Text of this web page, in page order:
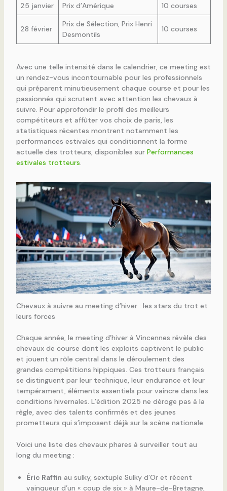
25 janvier Prix d’Amérique 10 courses
28 février
Prix de Sélection, Prix Henri
Desmontils
10 courses
Avec une telle intensité dans le calendrier, ce meeting est
un rendez-vous incontournable pour les professionnels
qui préparent minutieusement chaque course et pour les
passionnés qui scrutent avec attention les chevaux à
suivre. Pour approfondir le profil des meilleurs
compétiteurs et affûter vos choix de paris, les
statistiques récentes montrent notamment les
performances estivales qui conditionnent la forme
actuelle des trotteurs, disponibles sur Performances
estivales trotteurs.
Chevaux à suivre au meeting d’hiver : les stars du trot et
leurs forces
Chaque année, le meeting d’hiver à Vincennes révèle des
chevaux de course dont les exploits captivent le public
et jouent un rôle central dans le déroulement des
grandes compétitions hippiques. Ces trotteurs français
se distinguent par leur technique, leur endurance et leur
tempérament, éléments essentiels pour vaincre dans les
conditions hivernales. L’édition 2025 ne déroge pas à la
règle, avec des talents confirmés et des jeunes
prometteurs qui s’imposent déjà sur la scène nationale.
Voici une liste des chevaux phares à surveiller tout au
long du meeting :
Éric Raffin au sulky, sextuple Sulky d’Or et récent
vainqueur d’un « coup de six » à Maure-de-Bretagne,